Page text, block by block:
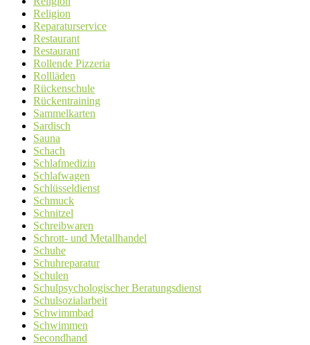
Religion
Reparaturservice
Restaurant
Restaurant
Rollende Pizzeria
Rollläden
Rückenschule
Rückentraining
Sammelkarten
Sardisch
Sauna
Schach
Schlafmedizin
Schlafwagen
Schlüsseldienst
Schmuck
Schnitzel
Schreibwaren
Schrott- und Metallhandel
Schuhe
Schuhreparatur
Schulen
Schulpsychologischer Beratungsdienst
Schulsozialarbeit
Schwimmbad
Schwimmen
Secondhand